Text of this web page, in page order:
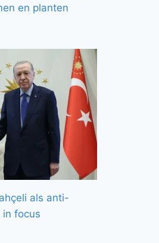
en planten
als anti-
focus